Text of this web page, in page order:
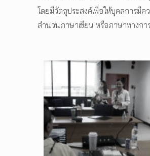
โดยมีวัตถุประสงค์เพื่อให้บุคลการมีค
สำนวนภาษาเขียน หรือภาษาทางกา